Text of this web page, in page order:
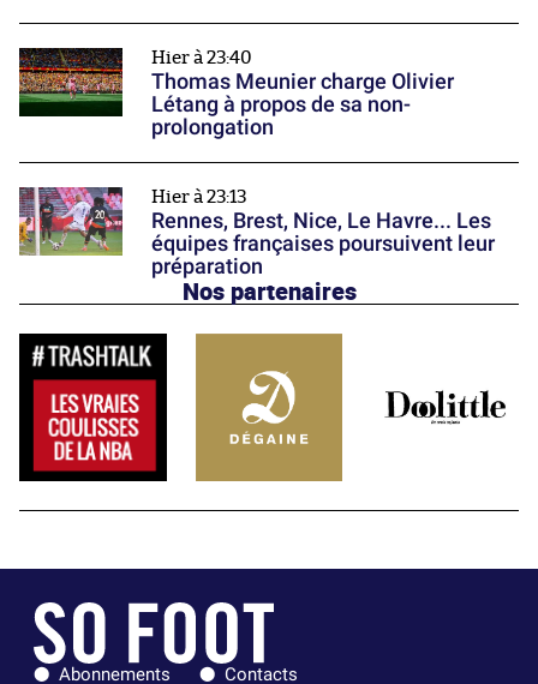
Hier à 23:40
Thomas Meunier charge Olivier
Létang à propos de sa non-
prolongation
Hier à 23:13
Rennes, Brest, Nice, Le Havre... Les
équipes françaises poursuivent leur
préparation
Nos partenaires
Abonnements
Contacts